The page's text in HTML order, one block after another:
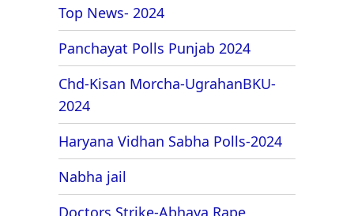
Top News- 2024
Panchayat Polls Punjab 2024
Chd-Kisan Morcha-UgrahanBKU-
2024
Haryana Vidhan Sabha Polls-2024
Nabha jail
Doctors Strike-Abhaya Rape